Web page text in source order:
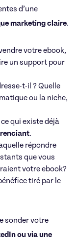
d’une
marketing claire.
votre ebook,
un support pour
t-il ? Quelle
ou la niche,
qui existe déjà
.
répondre
que vous
votre ebook?
tiré par le
sonder votre
ou via une